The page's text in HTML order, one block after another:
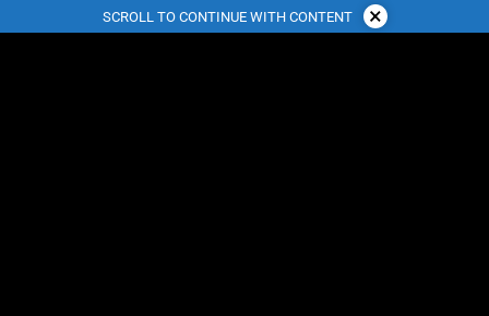
ke
SCROLL TO CONTINUE WITH CONTENT ×